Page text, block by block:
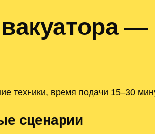
техники, время подачи 15–30
сценарии